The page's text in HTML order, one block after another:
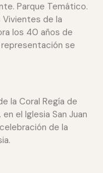
Parque Temático.
Vivientes de la
los 40 años de
se
la Coral Regía de
el Iglesia San Juan
de la